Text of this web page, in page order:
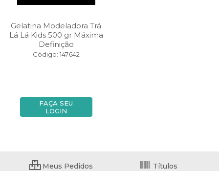
Gelatina Modeladora Trá
Lá Lá Kids 500 gr Máxima
Definição
Código: 147642
FAÇA SEU
LOGIN
Meus Pedidos Títulos